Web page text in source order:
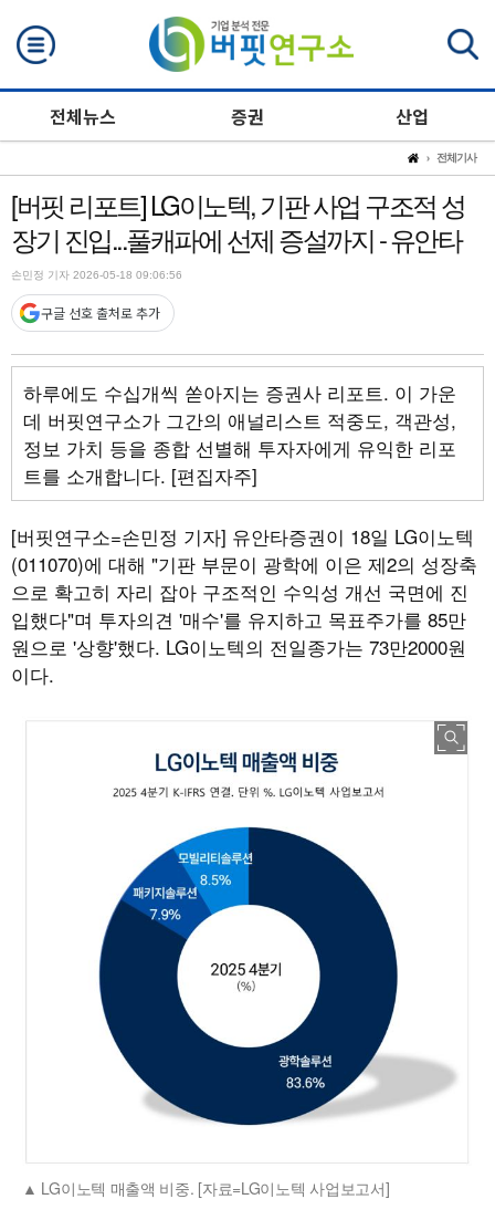
전체뉴스 증권 산업
전체기사
[버핏 리포트] LG이노텍, 기판 사업 구조적 성
장기 진입...풀캐파에 선제 증설까지 - 유안타
손민정 기자 2026-05-18 09:06:56
구글 선호 출처로 추가
하루에도 수십개씩 쏟아지는 증권사 리포트. 이 가운
데 버핏연구소가 그간의 애널리스트 적중도, 객관성,
정보 가치 등을 종합 선별해 투자자에게 유익한 리포
트를 소개합니다. [편집자주]
[버핏연구소=손민정 기자] 유안타증권이 18일 LG이노텍
(011070)에 대해 "기판 부문이 광학에 이은 제2의 성장축
으로 확고히 자리 잡아 구조적인 수익성 개선 국면에 진
입했다"며 투자의견 '매수'를 유지하고 목표주가를 85만
원으로 '상향'했다. LG이노텍의 전일종가는 73만2000원
이다.
LG이노텍 매출액 비중. [자료=LG이노텍 사업보고서]
검색